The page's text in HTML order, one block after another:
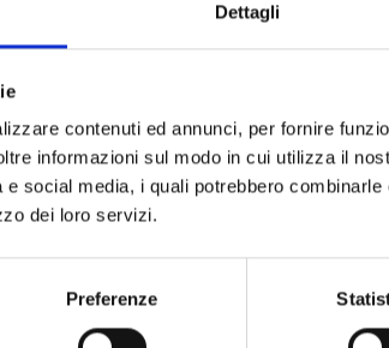
Dettagli
contenuti ed annunci, per fornire
informazioni sul modo in cui utilizza il
social media, i quali potrebbero
dei loro servizi.
Preferenze
BRAVE BELL n. 6
€ 6,50